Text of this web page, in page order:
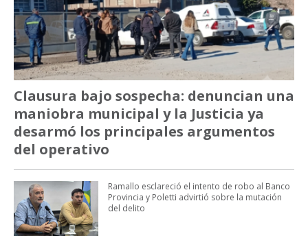
Clausura bajo sospecha: denuncian una
maniobra municipal y la Justicia ya
desarmó los principales argumentos
del operativo
Ramallo esclareció el intento de robo al Banco
Provincia y Poletti advirtió sobre la mutación
del delito